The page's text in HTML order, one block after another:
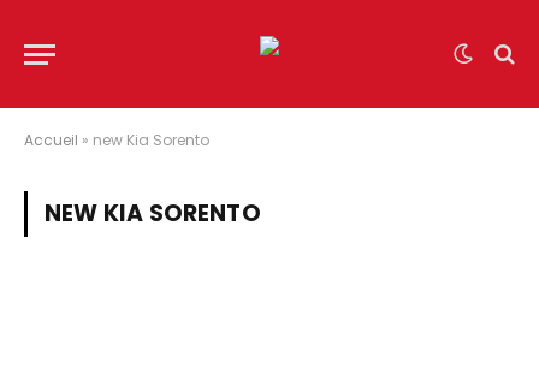
Accueil » new Kia Sorento
NEW KIA SORENTO